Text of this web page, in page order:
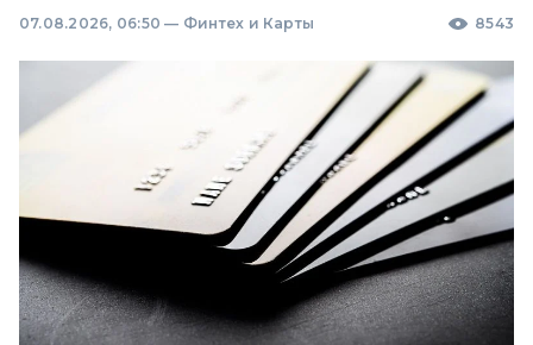
07.08.2026, 06:50 — Финтех и Карты 8543